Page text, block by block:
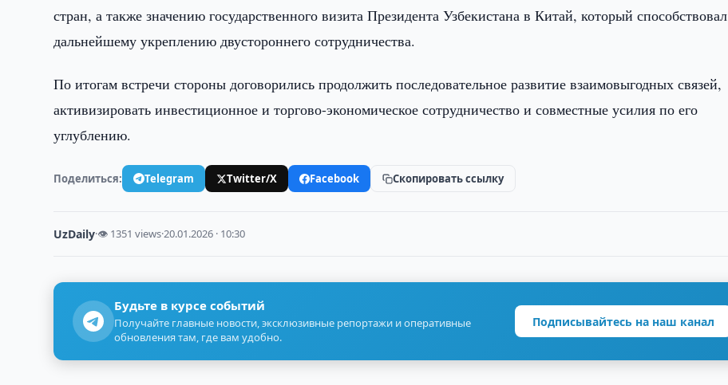
стран, а также значению государственного визита Президента Узбекистана в Китай, который способствовал
дальнейшему укреплению двустороннего сотрудничества.
По итогам встречи стороны договорились продолжить последовательное развитие взаимовыгодных связей,
активизировать инвестиционное и торгово-экономическое сотрудничество и совместные усилия по его
углублению.
Поделиться: Telegram Twitter/X Facebook Скопировать ссылку
UzDaily·👁 1351 views·20.01.2026 · 10:30
Будьте в курсе событий
Получайте главные новости, эксклюзивные репортажи и оперативные
обновления там, где вам удобно.
Подписывайтесь на наш канал